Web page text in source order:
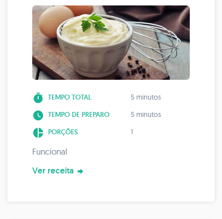
timer TEMPO TOTAL 5 minutos
watch_later TEMPO DE PREPARO 5 minutos
pie_chart PORÇÕES 1
Funcional
Ver receita